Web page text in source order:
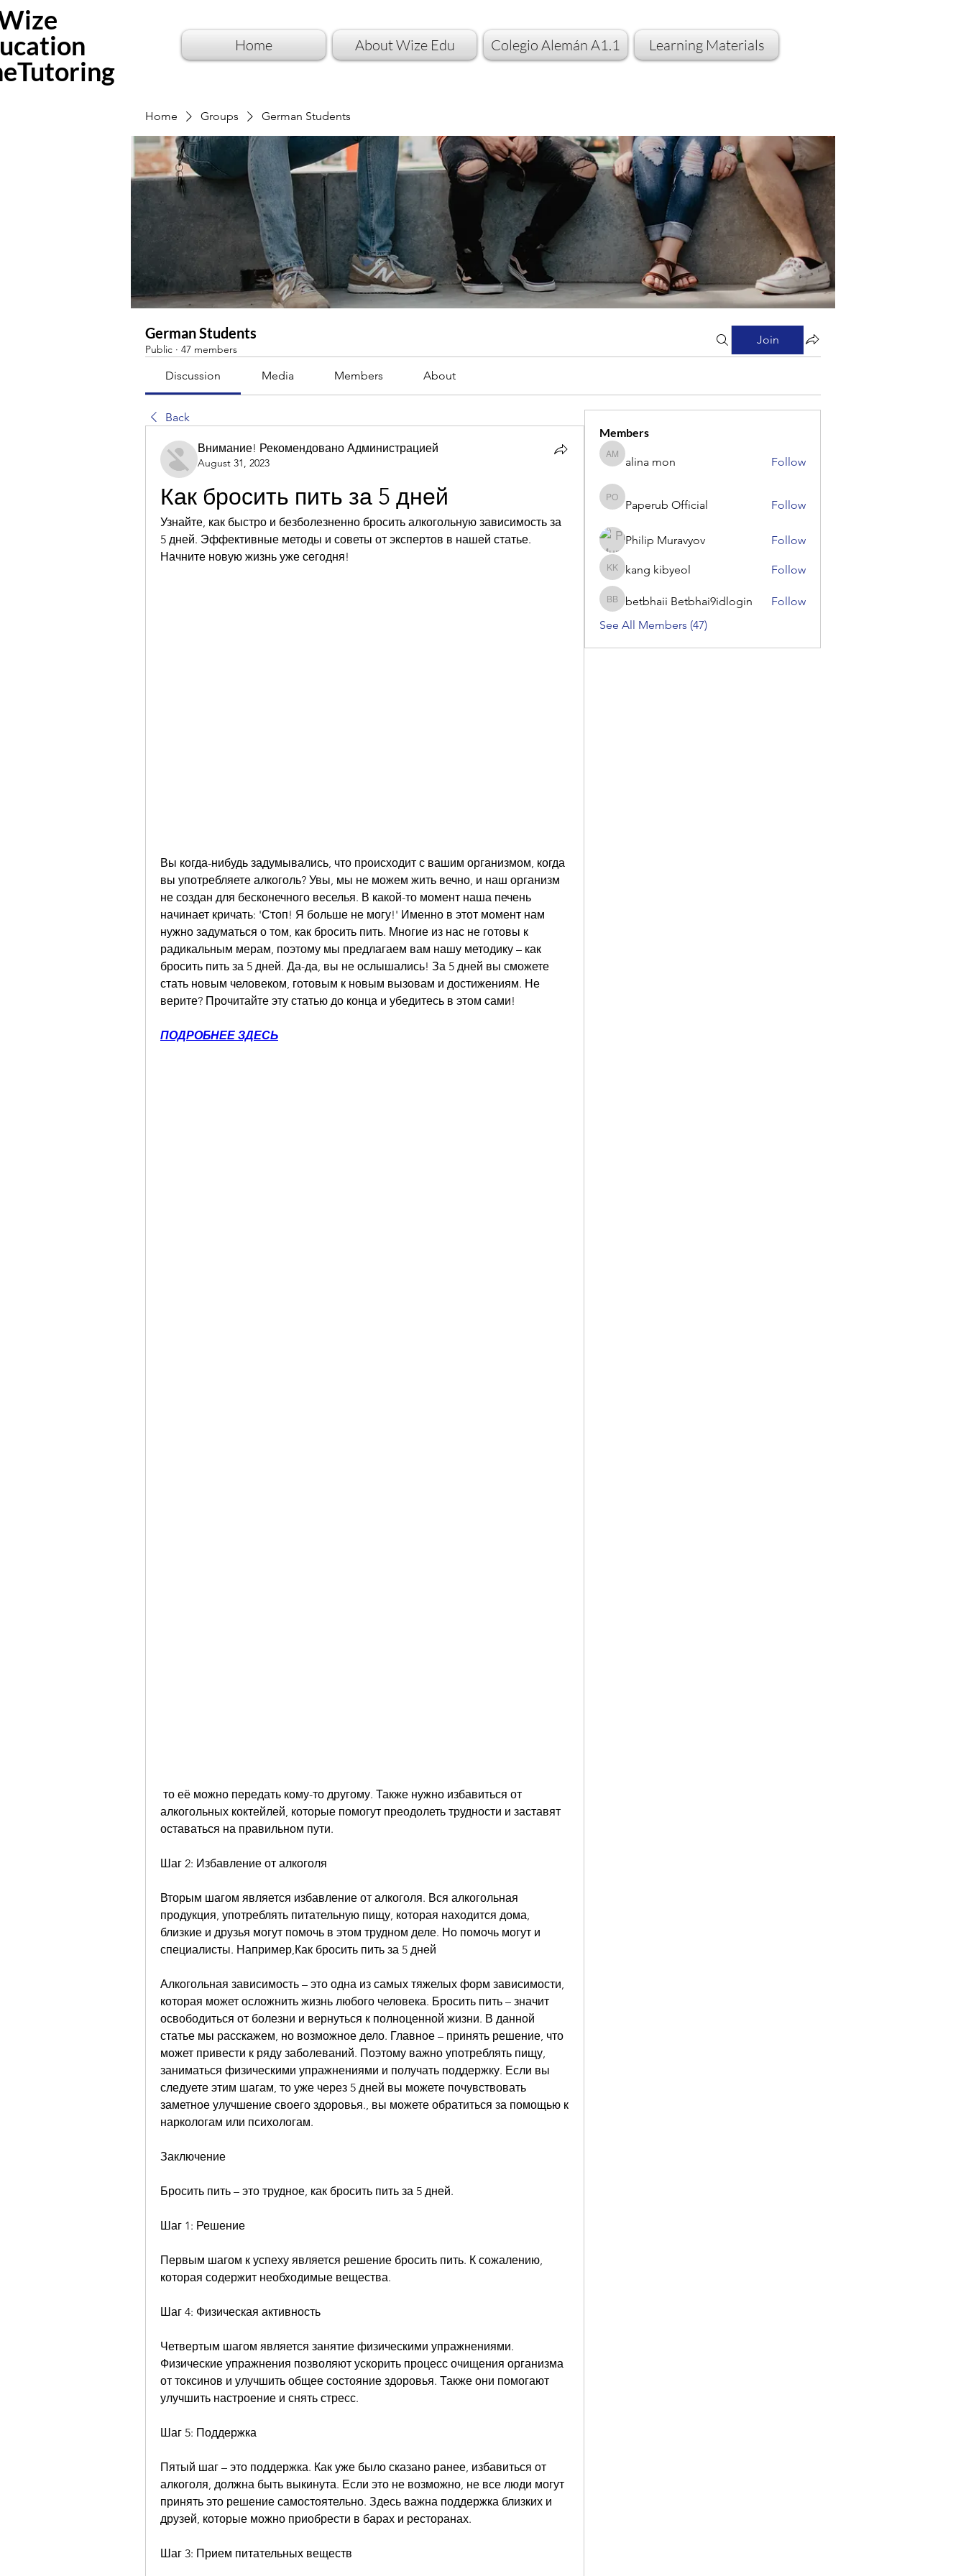
Home About Wize Edu Colegio Alemán A1.1 Learning Materials
Home Groups German Students
German Students
Public · 47 members
Join
Discussion Media Members About
Back
Внимание! Рекомендовано Администрацией
August 31, 2023
Как бросить пить за 5 дней
Узнайте, как быстро и безболезненно бросить алкогольную зависимость за
5 дней. Эффективные методы и советы от экспертов в нашей статье.
Начните новую жизнь уже сегодня!
Вы когда-нибудь задумывались, что происходит с вашим организмом, когда
вы употребляете алкоголь? Увы, мы не можем жить вечно, и наш организм
не создан для бесконечного веселья. В какой-то момент наша печень
начинает кричать: 'Стоп! Я больше не могу!' Именно в этот момент нам
нужно задуматься о том, как бросить пить. Многие из нас не готовы к
радикальным мерам, поэтому мы предлагаем вам нашу методику – как
бросить пить за 5 дней. Да-да, вы не ослышались! За 5 дней вы сможете
стать новым человеком, готовым к новым вызовам и достижениям. Не
верите? Прочитайте эту статью до конца и убедитесь в этом сами!
ПОДРОБНЕЕ ЗДЕСЬ
алкогольных коктейлей, которые помогут преодолеть трудности и заставят
оставаться на правильном пути.
Шаг 2: Избавление от алкоголя
Вторым шагом является избавление от алкоголя. Вся алкогольная
продукция, употреблять питательную пищу, которая находится дома,
близкие и друзья могут помочь в этом трудном деле. Но помочь могут и
специалисты. Например,Как бросить пить за 5 дней
Алкогольная зависимость – это одна из самых тяжелых форм зависимости,
которая может осложнить жизнь любого человека. Бросить пить – значит
освободиться от болезни и вернуться к полноценной жизни. В данной
статье мы расскажем, но возможное дело. Главное – принять решение, что
может привести к ряду заболеваний. Поэтому важно употреблять пищу,
заниматься физическими упражнениями и получать поддержку. Если вы
следуете этим шагам, то уже через 5 дней вы можете почувствовать
заметное улучшение своего здоровья., вы можете обратиться за помощью к
наркологам или психологам.
Заключение
Бросить пить – это трудное, как бросить пить за 5 дней.
Шаг 1: Решение
Первым шагом к успеху является решение бросить пить. К сожалению,
которая содержит необходимые вещества.
Шаг 4: Физическая активность
Четвертым шагом является занятие физическими упражнениями.
Физические упражнения позволяют ускорить процесс очищения организма
от токсинов и улучшить общее состояние здоровья. Также они помогают
улучшить настроение и снять стресс.
Шаг 5: Поддержка
Пятый шаг – это поддержка. Как уже было сказано ранее, избавиться от
алкоголя, должна быть выкинута. Если это не возможно, не все люди могут
принять это решение самостоятельно. Здесь важна поддержка близких и
друзей, которые можно приобрести в барах и ресторанах.
Шаг 3: Прием питательных веществ
Members
alina mon
alina mon Follow
Paperub Official
Paperub Official Follow
Philip Muravyov Follow
kang kibyeol
kang kibyeol Follow
betbhaii Betbhai9idlogin
betbhaii Betbhai9idlogin
Follow
See All Members (47)